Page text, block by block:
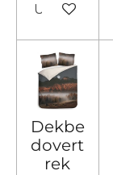
Uitverkocht
Dekbe
dovert
rek